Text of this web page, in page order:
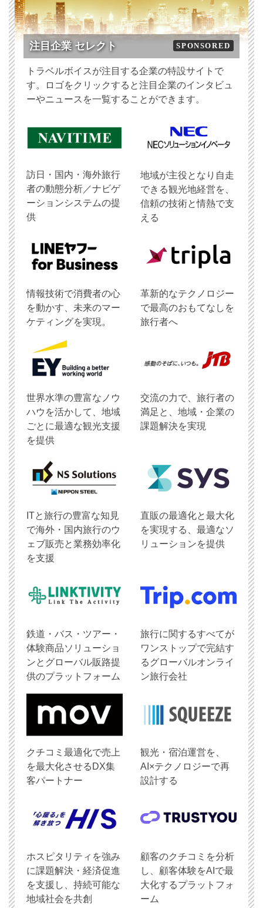
注目企業 セレクト SPONSORED
トラベルボイスが注目する企業の特設サイトで
す。ロゴをクリックすると注目企業のインタビュ
ーやニュースを一覧することができます。
訪日・国内・海外旅行
者の動態分析／ナビゲ
ーションシステムの提
供
地域が主役となり自走
できる観光地経営を、
信頼の技術と情熱で支
える
情報技術で消費者の心
を動かす、未来のマー
ケティングを実現。
革新的なテクノロジー
で最高のおもてなしを
旅行者へ
世界水準の豊富なノウ
ハウを活かして、地域
ごとに最適な観光支援
を提供
交流の力で、旅行者の
満足と、地域・企業の
課題解決を実現
ITと旅行の豊富な知見
で海外・国内旅行のウ
ェブ販売と業務効率化
を支援
直販の最適化と最大化
を実現する、最適なソ
リューションを提供
鉄道・バス・ツアー・
体験商品ソリューショ
ンとグローバル販路提
供のプラットフォーム
旅行に関するすべてが
ワンストップで完結す
るグローバルオンライ
ン旅行会社
クチコミ最適化で売上
を最大化させるDX集
客パートナー
観光・宿泊運営を、
AI×テクノロジーで再
設計する
ホスピタリティを強み
に課題解決・経済促進
を支援し、持続可能な
地域社会を共創
顧客のクチコミを分析
し、顧客体験をAIで最
大化するプラットフォ
ーム